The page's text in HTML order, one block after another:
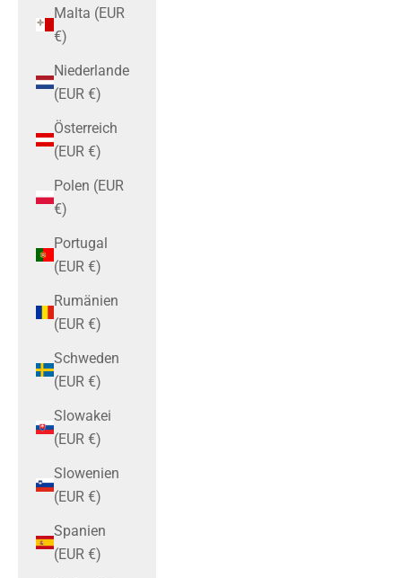
Malta (EUR
€)
Niederlande
(EUR €)
Österreich
(EUR €)
Polen (EUR
€)
Portugal
(EUR €)
Rumänien
(EUR €)
Schweden
(EUR €)
Slowakei
(EUR €)
Slowenien
(EUR €)
Spanien
(EUR €)